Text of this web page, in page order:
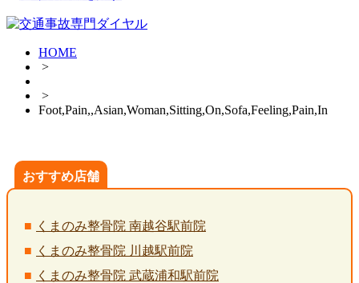
HOME
>
>
Foot,Pain,,Asian,Woman,Sitting,On,Sofa,Feeling,Pain,In
おすすめ店舗
くまのみ整骨院 南越谷駅前院
くまのみ整骨院 川越駅前院
くまのみ整骨院 武蔵浦和駅前院